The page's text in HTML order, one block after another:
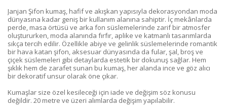
Janjan Şifon kumaş, hafif ve akışkan yapısıyla dekorasyondan moda
dünyasına kadar geniş bir kullanım alanına sahiptir. İç mekânlarda
perde, masa örtüsü ve arka fon süslemelerinde zarif bir atmosfer
oluştururken, moda alanında fırfır, aplike ve katmanlı tasarımlarda
sıkça tercih edilir. Özellikle abiye ve gelinlik süslemelerinde romantik
bir hava katan şifon, aksesuar dünyasında da fular, şal, broş ve
çiçek süslemeleri gibi detaylarda estetik bir dokunuş sağlar. Hem
şıklık hem de zarafet sunan bu kumaş, her alanda ince ve göz alıcı
bir dekoratif unsur olarak öne çıkar.
Kumaşlar size özel kesileceği için iade ve değişim söz konusu
değildir. 20 metre ve üzeri alımlarda değişim yapılabilir.